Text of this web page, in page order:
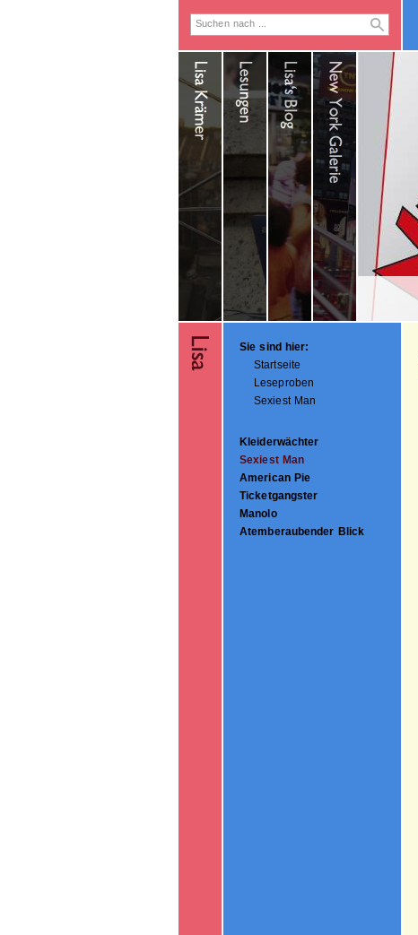
Sie sind hier:
Startseite
Leseproben
Sexiest Man
Kleiderwächter
Sexiest Man
American Pie
Ticketgangster
Manolo
Atemberaubender Blick